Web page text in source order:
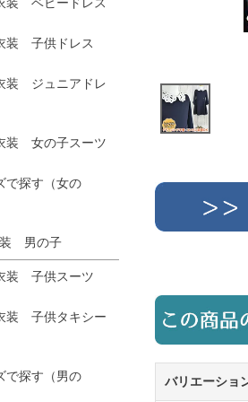
装 子供ドレス
装 ジュニアドレ
装 女の子スーツ
探す（女の
装 男の子
装 子供スーツ
装 子供タキシー
探す（男の
バリエーショ